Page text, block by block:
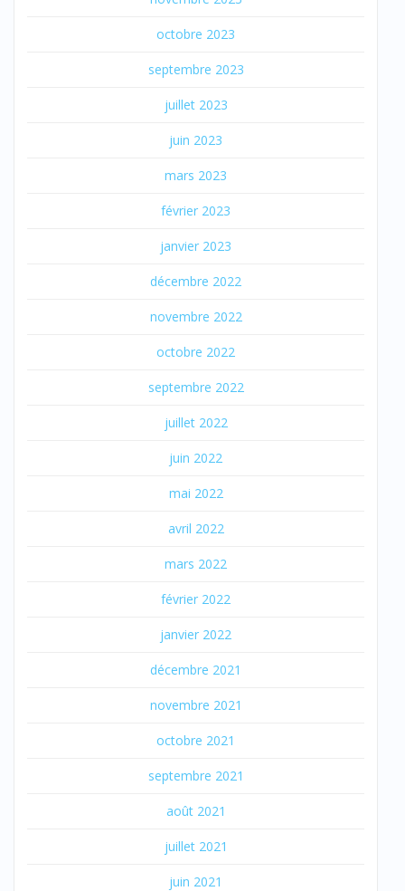
octobre 2023
septembre 2023
juillet 2023
juin 2023
mars 2023
février 2023
janvier 2023
décembre 2022
novembre 2022
octobre 2022
septembre 2022
juillet 2022
juin 2022
mai 2022
avril 2022
mars 2022
février 2022
janvier 2022
décembre 2021
novembre 2021
octobre 2021
septembre 2021
août 2021
juillet 2021
juin 2021